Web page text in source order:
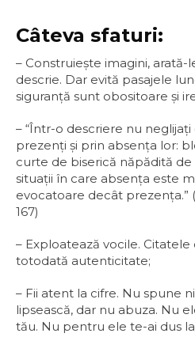
Câteva sfaturi:
– Construiește imagini, arată-
descrie. Dar evită pasajele
siguranţă sunt obositoare și
– “Într-o descriere nu
prezenţi și prin absenţa lor:
curte de biserică năpădită
situaţii în care absenţa este
evocatoare decât prezenţa.”
167)
– Exploatează vocile. Citatele
totodată autenticitate;
– Fii atent la cifre. Nu spune
lipsească, dar nu abuza. Nu
tău. Nu pentru ele te-ai dus